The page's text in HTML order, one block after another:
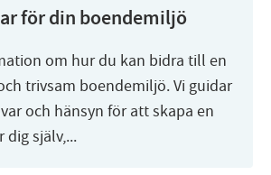
för din boendemiljö
om hur du kan bidra till en
trivsam boendemiljö. Vi guidar
och hänsyn för att skapa en
själv,...